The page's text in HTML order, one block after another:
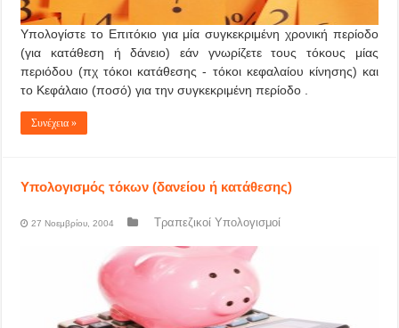
Υπολογίστε το Επιτόκιο για μία συγκεκριμένη χρονική περίοδο
(για κατάθεση ή δάνειο) εάν γνωρίζετε τους τόκους μίας
περιόδου (πχ τόκοι κατάθεσης - τόκοι κεφαλαίου κίνησης) και
το Κεφάλαιο (ποσό) για την συγκεκριμένη περίοδο .
Συνέχεια »
Υπολογισμός τόκων (δανείου ή κατάθεσης)
27 Νοεμβρίου, 2004 Τραπεζικοί Υπολογισμοί